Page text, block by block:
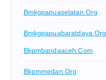
Bmkgpapuaselatan.org
Bmkgpapuabaratdaya.org
Bkpmbandaaceh.com
Bkpmmedan.org